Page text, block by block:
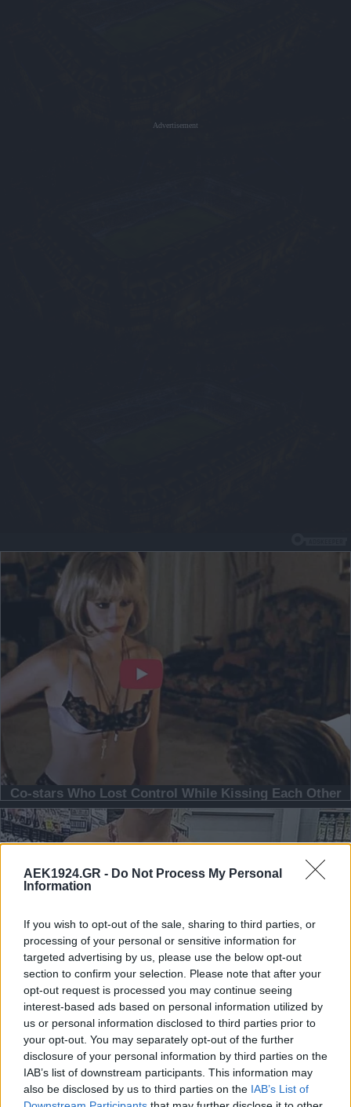
AEK1924.GR - Do Not Process My Personal
Information
If you wish to opt-out of the sale, sharing to third parties, or
processing of your personal or sensitive information for
targeted advertising by us, please use the below opt-out
section to confirm your selection. Please note that after your
opt-out request is processed you may continue seeing
interest-based ads based on personal information utilized by
us or personal information disclosed to third parties prior to
your opt-out. You may separately opt-out of the further
disclosure of your personal information by third parties on the
IAB’s list of downstream participants. This information may
also be disclosed by us to third parties on the IAB’s List of
Advertisement